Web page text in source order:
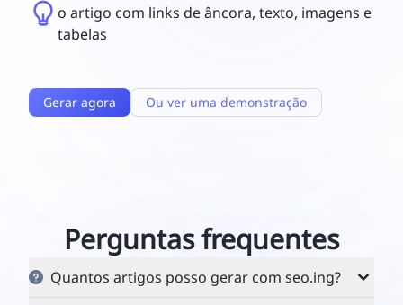
o artigo com links de âncora, texto, imagens e
tabelas
Gerar agora Ou ver uma demonstração
Perguntas frequentes
Quantos artigos posso gerar com seo.ing?